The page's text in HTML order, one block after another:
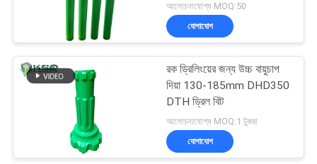
আলোচনাযোগ্য MOQ:50
যোগাযোগ
রক ড্রিলিংয়ের জন্য উচ্চ বায়ুচাপ
দিয়া 130-185mm DHD350
DTH ড্রিল বিট
আলোচনাযোগ্য MOQ:1 টুকরা
যোগাযোগ